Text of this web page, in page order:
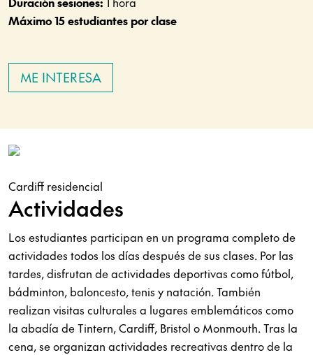
Máximo 15 estudiantes por clase
ME INTERESA
Cardiff residencial
Actividades
Los estudiantes participan en un programa completo de
actividades todos los días después de sus clases. Por las
tardes, disfrutan de actividades deportivas como fútbol,
bádminton, baloncesto, tenis y natación. También
realizan visitas culturales a lugares emblemáticos como
la abadía de Tintern, Cardiff, Bristol o Monmouth. Tras la
cena, se organizan actividades recreativas dentro de la